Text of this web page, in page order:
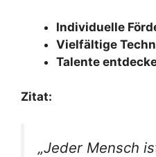
Individuelle
Vielfältige
Talente
Zitat:
„Jeder Mensch